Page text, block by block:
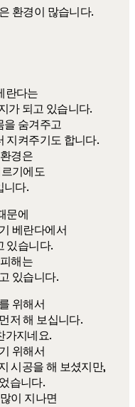
환경이 많습니다.
란다는
가 되고 있습니다.
을 숨겨주고
지켜주기도 합니다.
경은
기에도
니다.
문에
베란다에서
있습니다.
해는
있습니다.
위해서
저 해 보십니다.
가지네요.
위해서
시공을 해 보셨지만,
습니다.
이 지나면